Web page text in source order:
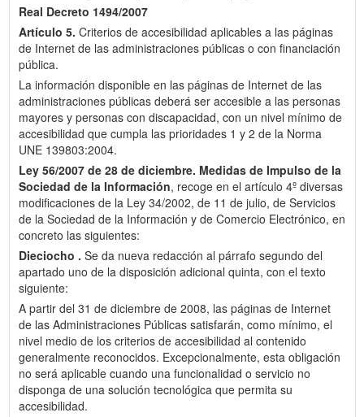
Real Decreto 1494/2007
Artículo 5. Criterios de accesibilidad aplicables a las páginas
de Internet de las administraciones públicas o con financiación
pública.
La información disponible en las páginas de Internet de las
administraciones públicas deberá ser accesible a las personas
mayores y personas con discapacidad, con un nivel mínimo de
accesibilidad que cumpla las prioridades 1 y 2 de la Norma
UNE 139803:2004.
Ley 56/2007 de 28 de diciembre. Medidas de Impulso de la
Sociedad de la Información, recoge en el artículo 4º diversas
modificaciones de la Ley 34/2002, de 11 de julio, de Servicios
de la Sociedad de la Información y de Comercio Electrónico, en
concreto las siguientes:
Dieciocho . Se da nueva redacción al párrafo segundo del
apartado uno de la disposición adicional quinta, con el texto
siguiente:
A partir del 31 de diciembre de 2008, las páginas de Internet
de las Administraciones Públicas satisfarán, como mínimo, el
nivel medio de los criterios de accesibilidad al contenido
generalmente reconocidos. Excepcionalmente, esta obligación
no será aplicable cuando una funcionalidad o servicio no
disponga de una solución tecnológica que permita su
accesibilidad.